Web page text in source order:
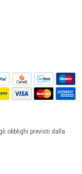
obblighi previsti dalla